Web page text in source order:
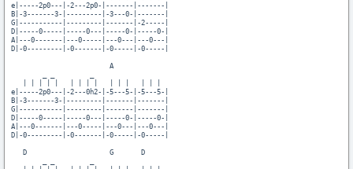
e|-----2p0---|-2---2p0-|-------|-------|
B|-3-------3-|---------|-3---0-|-------|
G|-----------|---------|-------|-2-----|
D|-----0-----|-----0---|-----0-|-----0-|
A|---0-------|---0-----|---0---|---0---|
D|-0---------|-0-------|-0-----|-0-----|
                         A
e|-----2p0---|-2---0h2-|-5---5-|-5---5-|
B|-3-------3-|---------|-------|-------|
G|-----------|---------|-------|-------|
D|-----0-----|-----0---|-----0-|-----0-|
A|---0-------|---0-----|---0---|---0---|
D|-0---------|-0-------|-0-----|-0-----|
   D                     G       D